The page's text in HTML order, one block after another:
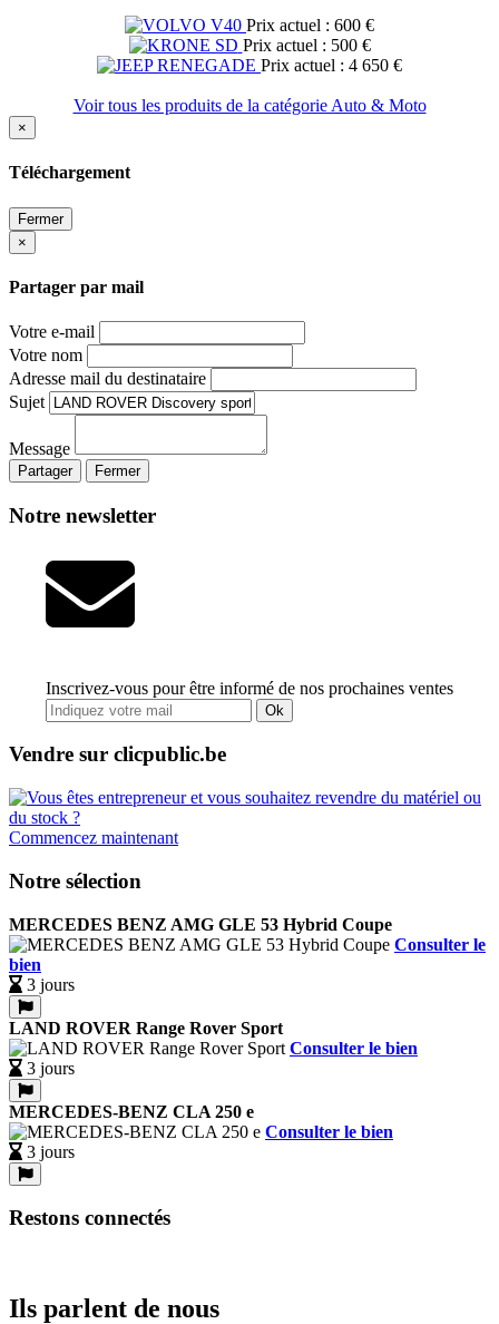
Prix actuel : 600 €
Prix actuel : 500 €
Prix actuel : 4 650 €
Voir tous les produits de la catégorie Auto & Moto
×
Téléchargement
Fermer
×
Partager par mail
Votre e-mail
Votre nom
Adresse mail du destinataire
Sujet
Message
Partager Fermer
Notre newsletter
Inscrivez-vous pour être informé de nos prochaines ventes
Ok
Vendre sur clicpublic.be
Commencez maintenant
Notre sélection
MERCEDES BENZ AMG GLE 53 Hybrid Coupe
Consulter le
bien
3 jours
LAND ROVER Range Rover Sport
Consulter le bien
3 jours
MERCEDES-BENZ CLA 250 e
Consulter le bien
3 jours
Restons connectés
Ils parlent de nous